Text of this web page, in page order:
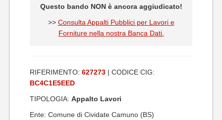
Questo bando NON è ancora aggiudicato!
>> Consulta Appalti Pubblici per Lavori e
Forniture nella nostra Banca Dati.
RIFERIMENTO: 627273 | CODICE CIG:
BC4C1E5EED
TIPOLOGIA: Appalto Lavori
Ente: Comune di Cividate Camuno (BS)